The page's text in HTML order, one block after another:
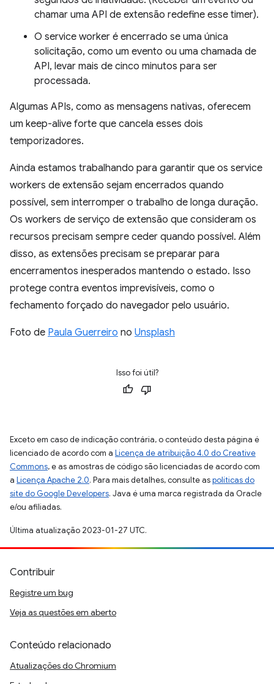
chamar uma API de extensão redefine esse timer).
O service worker é encerrado se uma única
solicitação, como um evento ou uma chamada de
API, levar mais de cinco minutos para ser
processada.
Algumas APIs, como as mensagens nativas, oferecem
um keep-alive forte que cancela esses dois
temporizadores.
Ainda estamos trabalhando para garantir que os service
workers de extensão sejam encerrados quando
possível, sem interromper o trabalho de longa duração.
Os workers de serviço de extensão que consideram os
recursos precisam sempre ceder quando possível. Além
disso, as extensões precisam se preparar para
encerramentos inesperados mantendo o estado. Isso
protege contra eventos imprevisíveis, como o
fechamento forçado do navegador pelo usuário.
Foto de Paula Guerreiro no Unsplash
Isso foi útil?
Exceto em caso de indicação contrária, o conteúdo desta página é
licenciado de acordo com a Licença de atribuição 4.0 do Creative
Commons, e as amostras de código são licenciadas de acordo com
a Licença Apache 2.0. Para mais detalhes, consulte aspolíticas do
site do Google Developers. Java é uma marca registrada da Oracle
e/ou afiliadas.
Última atualização 2023-01-27 UTC.
Contribuir
Registre um bug
Veja as questões em aberto
Conteúdo relacionado
Atualizações do Chromium